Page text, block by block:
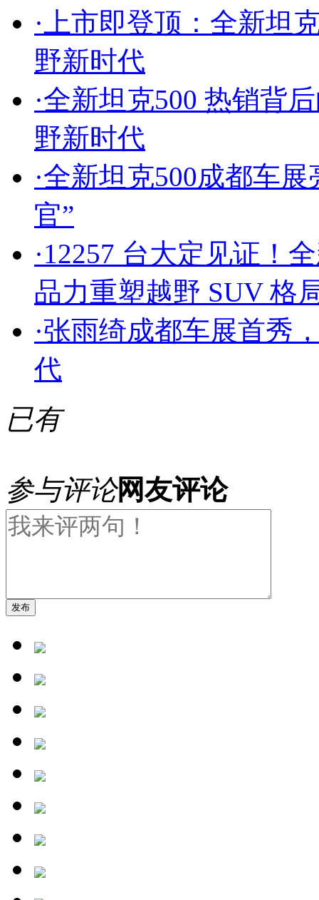
· 上市即登顶：全新坦
野新时代
·全新坦克500 热销背
野新时代
·全新坦克500成都车
官”
·12257 台大定见证！
品力重塑越野 SUV 格
·张雨绮成都车展首秀
代
已有
参与评论网友评论